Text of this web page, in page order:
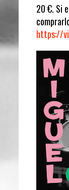
20 €. Si
https://